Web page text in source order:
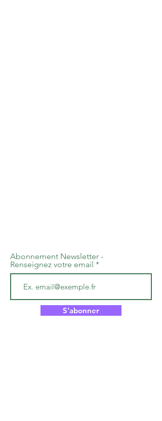
Abonnement Newsletter -
Renseignez votre email
S'abonner